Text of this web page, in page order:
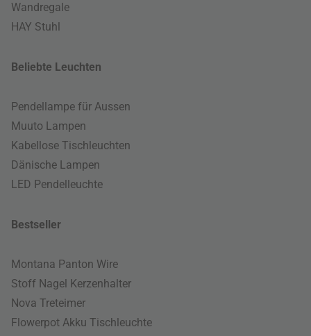
Wandregale
HAY Stuhl
Beliebte Leuchten
Pendellampe für Aussen
Muuto Lampen
Kabellose Tischleuchten
Dänische Lampen
LED Pendelleuchte
Bestseller
Montana Panton Wire
Stoff Nagel Kerzenhalter
Nova Treteimer
Flowerpot Akku Tischleuchte